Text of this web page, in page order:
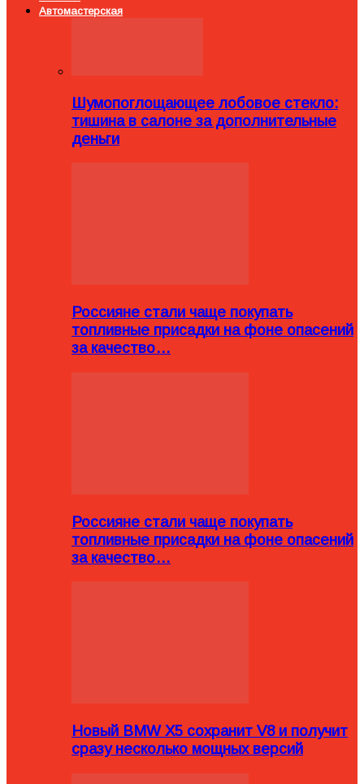
Автомастерская
Шумопоглощающее лобовое стекло:
тишина в салоне за дополнительные
деньги
Россияне стали чаще покупать
топливные присадки на фоне опасений
за качество…
Россияне стали чаще покупать
топливные присадки на фоне опасений
за качество…
Новый BMW X5 сохранит V8 и получит
сразу несколько мощных версий